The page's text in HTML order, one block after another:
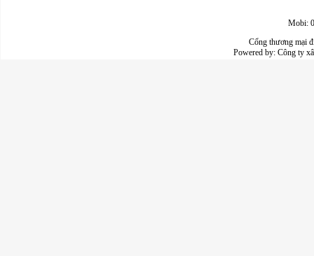
Mobi:
Cổng thương mại
Powered by: Công ty